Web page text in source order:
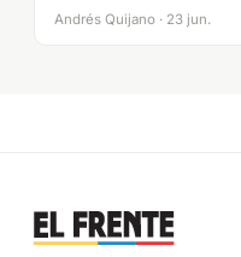
Andrés Quijano · 23 jun.